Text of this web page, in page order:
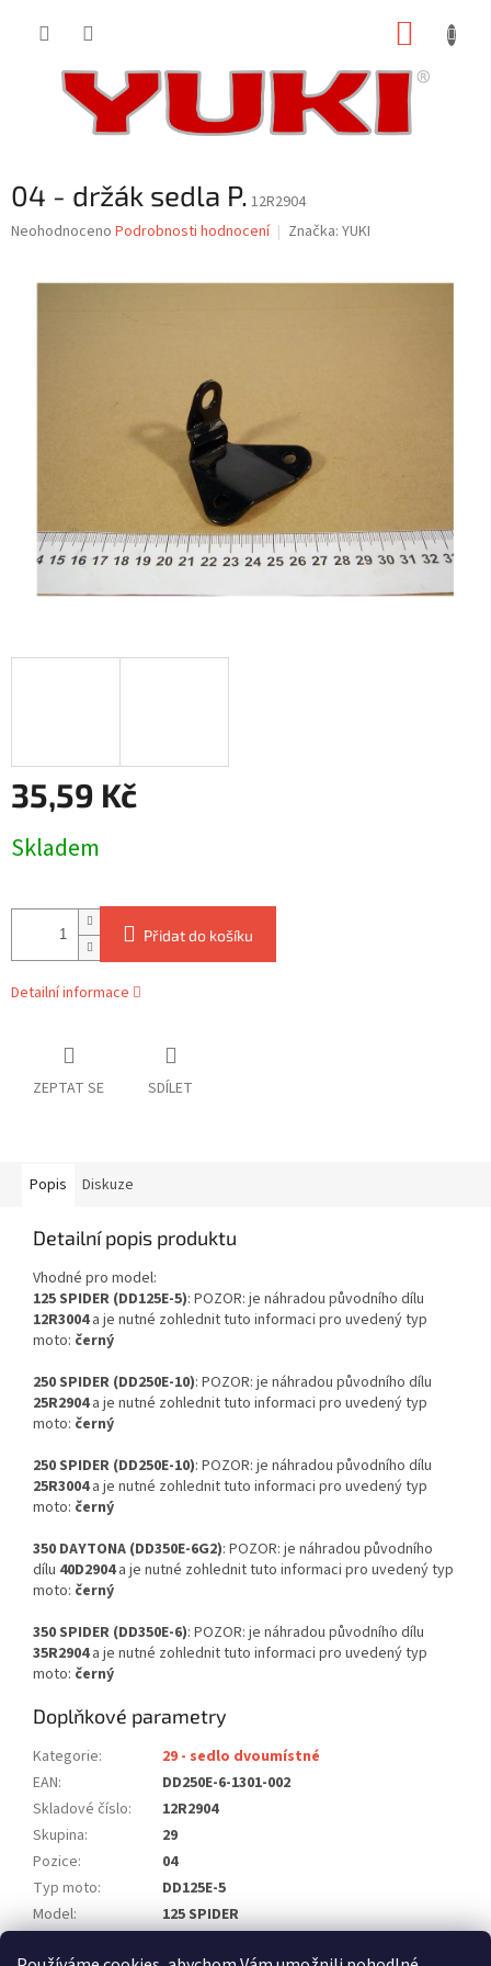
04 - držák sedla P. 12R2904
Průměrné
Neohodnoceno Podrobnosti hodnocení Značka: YUKI
35,59 Kč
cena:
Skladem
Přidat do košíku
Detailní informace
ZEPTAT SE SDÍLET
Popis Diskuze
Detailní popis produktu
Vhodné pro model:
125 SPIDER (DD125E-5): POZOR: je náhradou původního dílu
12R3004a je nutné zohlednit tuto informaci pro uvedený typ
moto: černý
250 SPIDER (DD250E-10): POZOR: je náhradou původního dílu
25R2904a je nutné zohlednit tuto informaci pro uvedený typ
moto: černý
250 SPIDER (DD250E-10): POZOR: je náhradou původního dílu
25R3004a je nutné zohlednit tuto informaci pro uvedený typ
moto: černý
350 DAYTONA (DD350E-6G2): POZOR: je náhradou původního
dílu 40D2904a je nutné zohlednit tuto informaci pro uvedený typ
moto: černý
350 SPIDER (DD350E-6): POZOR: je náhradou původního dílu
35R2904a je nutné zohlednit tuto informaci pro uvedený typ
moto: černý
Doplňkové parametry
Kategorie:
29 - sedlo dvoumístné
EAN:
DD250E-6-1301-002
Skladové číslo:
12R2904
Skupina:
29
Pozice:
04
Typ moto:
DD125E-5
Model:
125 SPIDER